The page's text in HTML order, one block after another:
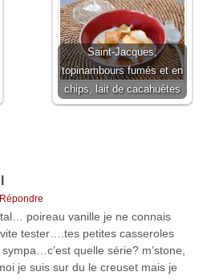
Saint-Jacques,
topinambours fumés et en
chips, lait de cacahuètes
Répondre
poireau vanille je ne connais
tester….tes petites casseroles
quelle série? m’stone,
je suis sur du le creuset mais je